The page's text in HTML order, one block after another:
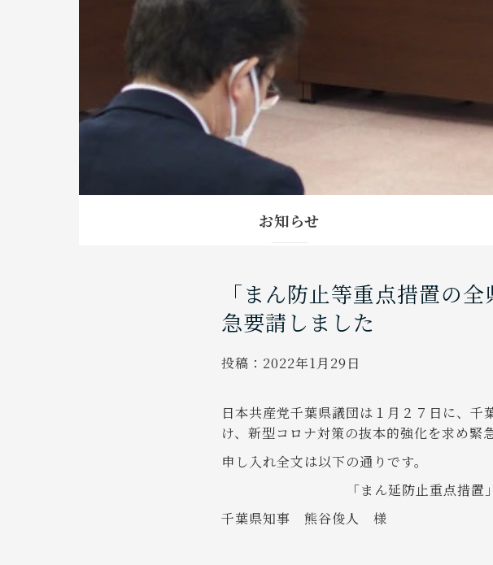
お知らせ
「まん防止等重点措置の
急要請しました
投稿： 2022年1月29日
日本共産党千葉県議団は１月２７日に、
け、新型コロナ対策の抜本的強化を求め緊
申し入れ全文は以下の通りです。
「まん延防止重点措
千葉県知事 熊谷俊人 様